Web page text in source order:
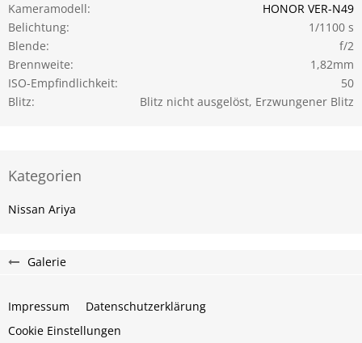
Kameramodell
HONOR VER-N49
Belichtung
1/1100 s
Blende
f/2
Brennweite
1,82mm
ISO-Empfindlichkeit
50
Blitz
Blitz nicht ausgelöst, Erzwungener Blitz
Kategorien
Nissan Ariya
Galerie
Impressum
Datenschutzerklärung
Cookie Einstellungen